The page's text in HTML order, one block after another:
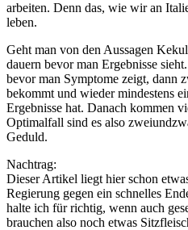
arbeiten. Denn das, wie wir an
leben.
Geht man von den Aussagen
dauern bevor man Ergebnisse
bevor man Symptome zeigt, dann
bekommt und wieder mindestens
Ergebnisse hat. Danach kommen
Optimalfall sind es also
Geduld.
Nachtrag:
Dieser Artikel liegt hier schon
Regierung gegen ein schnelles
halte ich für richtig, wenn auch
brauchen also noch etwas